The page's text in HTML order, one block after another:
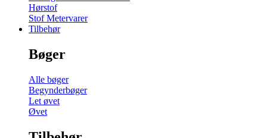
Hørstof
Stof Metervarer
Tilbehør
Bøger
Alle bøger
Begynderbøger
Let øvet
Øvet